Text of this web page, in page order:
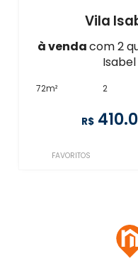
Vila
à vendacom 2
Isabel
72m² 2
R$
FAVORITOS